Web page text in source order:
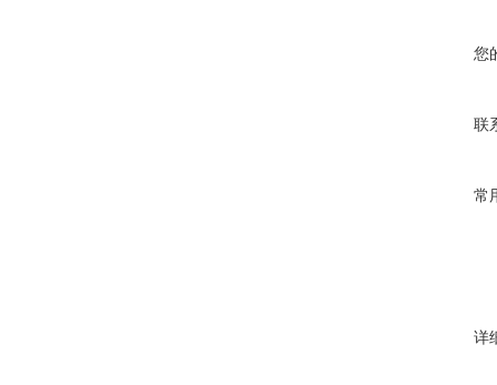
您
联
常
详